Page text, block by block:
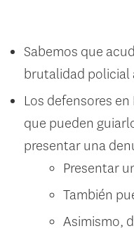
Sabemos que
brutalidad policial
Los defensores
que pueden
presentar una
Presentar
También
Asimismo,